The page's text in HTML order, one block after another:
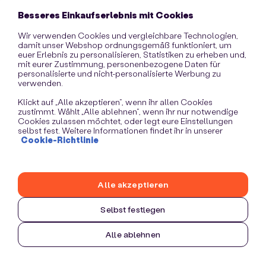
information).
Besseres Einkaufserlebnis mit Cookies
Wir verwenden Cookies und vergleichbare Technologien,
damit unser Webshop ordnungsgemäß funktioniert, um
euer Erlebnis zu personalisieren, Statistiken zu erheben und,
mit eurer Zustimmung, personenbezogene Daten für
personalisierte und nicht-personalisierte Werbung zu
verwenden.
Klickt auf „Alle akzeptieren“, wenn ihr allen Cookies
zustimmt. Wählt „Alle ablehnen“, wenn ihr nur notwendige
Cookies zulassen möchtet, oder legt eure Einstellungen
selbst fest. Weitere Informationen findet ihr in unserer
Cookie-Richtlinie
Selbst festlegen
Alle ablehnen
Alle akzeptieren